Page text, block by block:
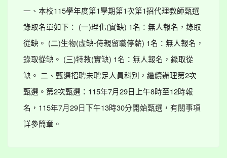
一、本校115學年度第1學期第1次第1招代理教師甄選
錄取名單如下： (一)理化(實缺) 1名：無人報名，錄取
從缺。 (二)生物(虛缺-侍親留職停薪) 1名：無人報名，
錄取從缺。 (三)特教(實缺) 1名：無人報名，錄取從
缺。 二、甄選招聘未聘足人員科別，繼續辦理第2次
甄選。第2次甄選：115年7月29日上午8時至12時報
名，115年7月29日下午13時30分開始甄選，有關事項
詳參簡章。